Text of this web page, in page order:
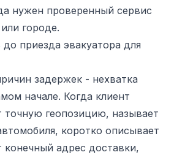
нужен проверенный сервис
городе.
приезда эвакуатора для
задержек - нехватка
начале. Когда клиент
точную геопозицию, называет
коротко описывает
конечный адрес доставки,